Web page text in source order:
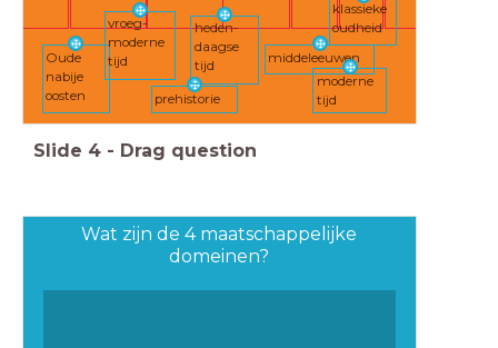
prehistorie
Oude
nabije
oosten
klassieke
oudheid
middeleeuwen
vroeg-
moderne
tijd
moderne
tijd
heden-
daagse
tijd
Slide 4 - Drag question
Wat zijn de 4 maatschappelijke
domeinen?